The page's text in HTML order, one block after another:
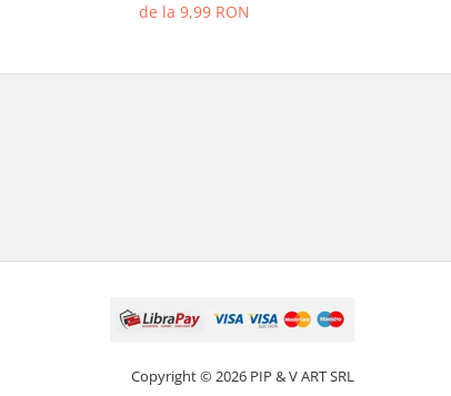
de la 9,99 RON
Copyright © 2026 PIP & V ART SRL